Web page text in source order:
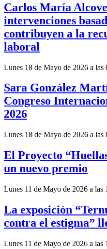
Carlos María
intervenciones
contribuyen a la
laboral
Lunes 18 de Mayo de 2026 a las
Sara González
Congreso
2026
Lunes 18 de Mayo de 2026 a las
El Proyecto
un nuevo premio
Lunes 11 de Mayo de 2026 a las
La exposición
contra el estigma”
Lunes 11 de Mayo de 2026 a las